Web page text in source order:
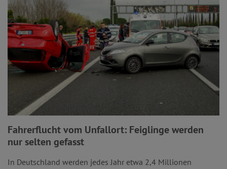
Fahrerflucht vom Unfallort: Feiglinge werden
nur selten gefasst
In Deutschland werden jedes Jahr etwa 2,4 Millionen